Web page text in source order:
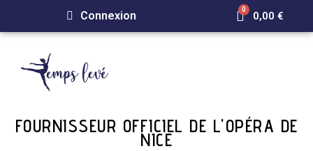
Connexion 0,00 €
FOURNISSEUR OFFICIEL DE L'OPÉRA DE
NICE